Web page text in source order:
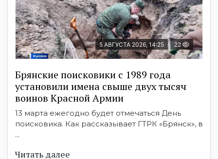
5 АВГУСТА 2026, 14:25 22
Брянские поисковики с 1989 года
установили имена свыше двух тысяч
воинов Красной Армии
13 марта ежегодно будет отмечаться День
поисковика. Как рассказывает ГТРК «Брянск», в
...
Читать далее